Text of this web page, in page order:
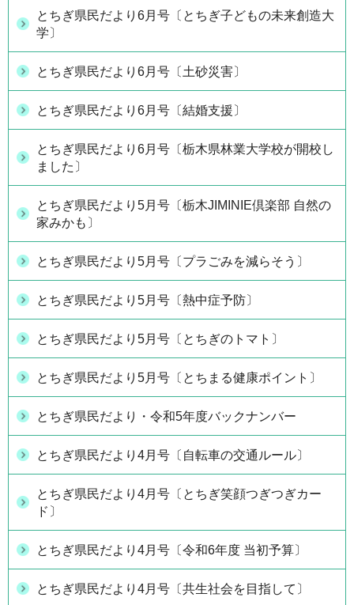
とちぎ県民だより6月号〔とちぎ子どもの未来創造大
学〕
とちぎ県民だより6月号〔土砂災害〕
とちぎ県民だより6月号〔結婚支援〕
とちぎ県民だより6月号〔栃木県林業大学校が開校し
ました〕
とちぎ県民だより5月号〔栃木JIMINIE倶楽部 自然の
家みかも〕
とちぎ県民だより5月号〔プラごみを減らそう〕
とちぎ県民だより5月号〔熱中症予防〕
とちぎ県民だより5月号〔とちぎのトマト〕
とちぎ県民だより5月号〔とちまる健康ポイント〕
とちぎ県民だより・令和5年度バックナンバー
とちぎ県民だより4月号〔自転車の交通ルール〕
とちぎ県民だより4月号〔とちぎ笑顔つぎつぎカー
ド〕
とちぎ県民だより4月号〔令和6年度 当初予算〕
とちぎ県民だより4月号〔共生社会を目指して〕